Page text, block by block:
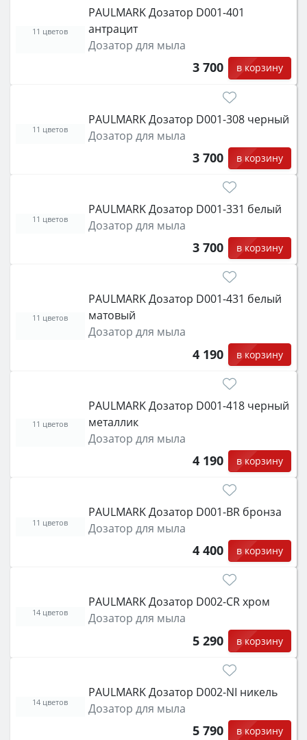
PAULMARK Дозатор D001-401
антрацит
Дозатор для мыла
3 700 в корзину
11 цветов
PAULMARK Дозатор D001-308 черный
Дозатор для мыла
3 700 в корзину
11 цветов
PAULMARK Дозатор D001-331 белый
Дозатор для мыла
3 700 в корзину
11 цветов
PAULMARK Дозатор D001-431 белый
матовый
Дозатор для мыла
4 190 в корзину
11 цветов
PAULMARK Дозатор D001-418 черный
металлик
Дозатор для мыла
4 190 в корзину
11 цветов
PAULMARK Дозатор D001-BR бронза
Дозатор для мыла
4 400 в корзину
11 цветов
PAULMARK Дозатор D002-CR хром
Дозатор для мыла
5 290 в корзину
14 цветов
PAULMARK Дозатор D002-NI никель
Дозатор для мыла
5 790 в корзину
14 цветов